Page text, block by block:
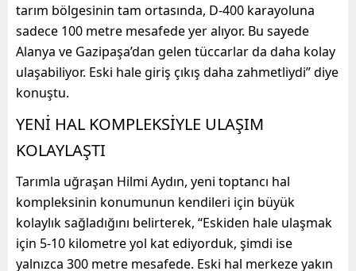
tarım bölgesinin tam ortasında, D-400 karayoluna
sadece 100 metre mesafede yer alıyor. Bu sayede
Alanya ve Gazipaşa’dan gelen tüccarlar da daha kolay
ulaşabiliyor. Eski hale giriş çıkış daha zahmetliydi” diye
konuştu.
YENİ HAL KOMPLEKSİYLE ULAŞIM
KOLAYLAŞTI
Tarımla uğraşan Hilmi Aydın, yeni toptancı hal
kompleksinin konumunun kendileri için büyük
kolaylık sağladığını belirterek, “Eskiden hale ulaşmak
için 5-10 kilometre yol kat ediyorduk, şimdi ise
yalnızca 300 metre mesafede. Eski hal merkeze yakın